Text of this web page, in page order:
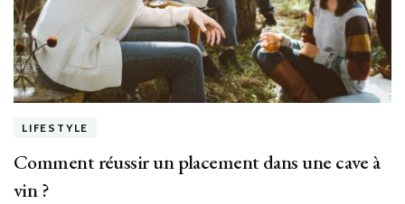
LIFESTYLE
Comment réussir un placement dans une cave à
vin ?